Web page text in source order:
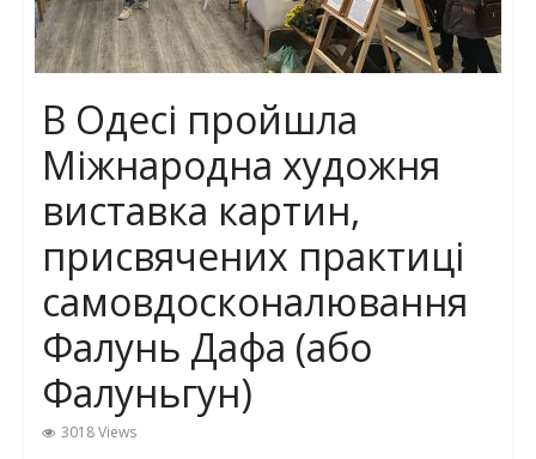
В Одесі пройшла
Міжнародна художня
виставка картин,
присвячених практиці
самовдосконалювання
Фалунь Дафа (або
Фалуньгун)
3018 Views